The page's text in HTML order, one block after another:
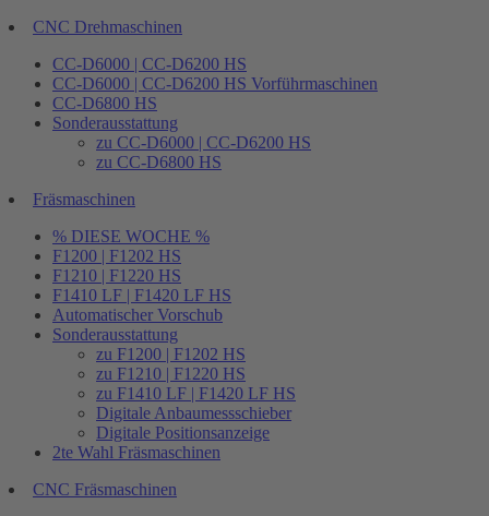
CNC Drehmaschinen
CC-D6000 | CC-D6200 HS
CC-D6000 | CC-D6200 HS Vorführmaschinen
CC-D6800 HS
Sonderausstattung
zu CC-D6000 | CC-D6200 HS
zu CC-D6800 HS
Fräsmaschinen
% DIESE WOCHE %
F1200 | F1202 HS
F1210 | F1220 HS
F1410 LF | F1420 LF HS
Automatischer Vorschub
Sonderausstattung
zu F1200 | F1202 HS
zu F1210 | F1220 HS
zu F1410 LF | F1420 LF HS
Digitale Anbaumessschieber
Digitale Positionsanzeige
2te Wahl Fräsmaschinen
CNC Fräsmaschinen